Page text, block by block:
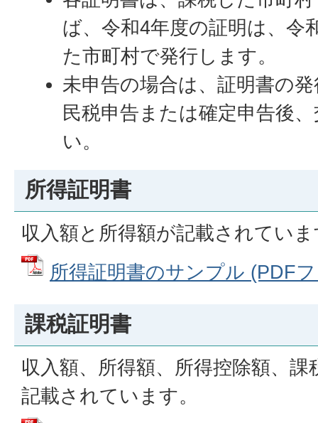
ば、令和4年度の証明は、令
た市町村で発行します。
未申告の場合は、証明書の
民税申告または確定申告後
い。
所得証明書
収入額と所得額が記載されてい
所得証明書のサンプル (PDF
課税証明書
収入額、所得額、所得控除額、課
記載されています。